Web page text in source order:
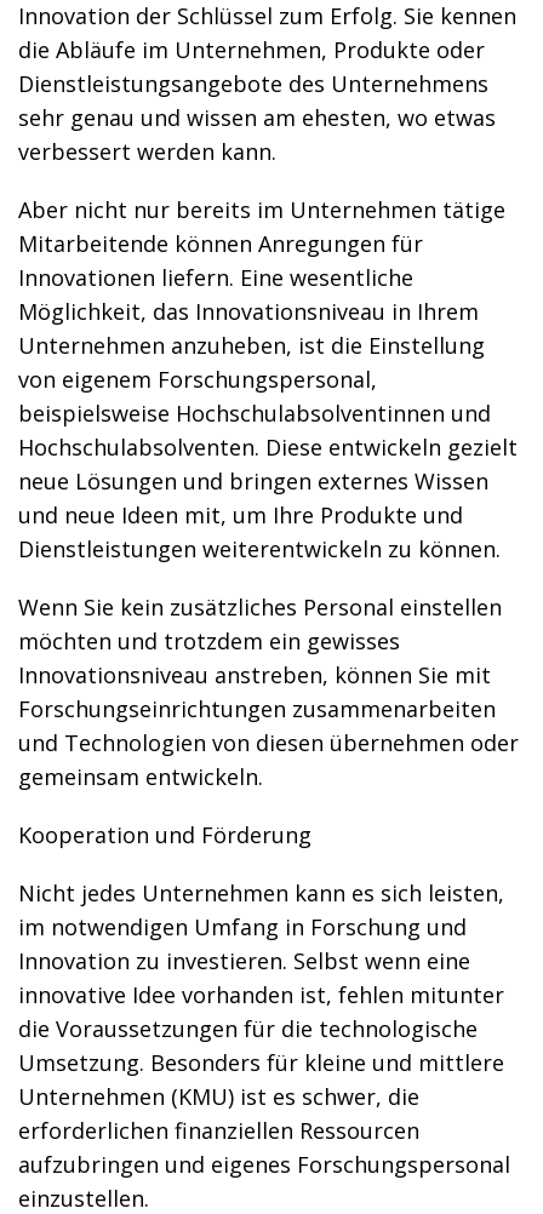
Innovation der Schlüssel zum Erfolg. Sie kennen
die Abläufe im Unternehmen, Produkte oder
Dienstleistungsangebote des Unternehmens
sehr genau und wissen am ehesten, wo etwas
verbessert werden kann.
Aber nicht nur bereits im Unternehmen tätige
Mitarbeitende können Anregungen für
Innovationen liefern. Eine wesentliche
Möglichkeit, das Innovationsniveau in Ihrem
Unternehmen anzuheben, ist die Einstellung
von eigenem Forschungspersonal,
beispielsweise Hochschulabsolventinnen und
Hochschulabsolventen. Diese entwickeln gezielt
neue Lösungen und bringen externes Wissen
und neue Ideen mit, um Ihre Produkte und
Dienstleistungen weiterentwickeln zu können.
Wenn Sie kein zusätzliches Personal einstellen
möchten und trotzdem ein gewisses
Innovationsniveau anstreben, können Sie mit
Forschungseinrichtungen zusammenarbeiten
und Technologien von diesen übernehmen oder
gemeinsam entwickeln.
Kooperation und Förderung
Nicht jedes Unternehmen kann es sich leisten,
im notwendigen Umfang in Forschung und
Innovation zu investieren. Selbst wenn eine
innovative Idee vorhanden ist, fehlen mitunter
die Voraussetzungen für die technologische
Umsetzung. Besonders für kleine und mittlere
Unternehmen (KMU) ist es schwer, die
erforderlichen finanziellen Ressourcen
aufzubringen und eigenes Forschungspersonal
einzustellen.